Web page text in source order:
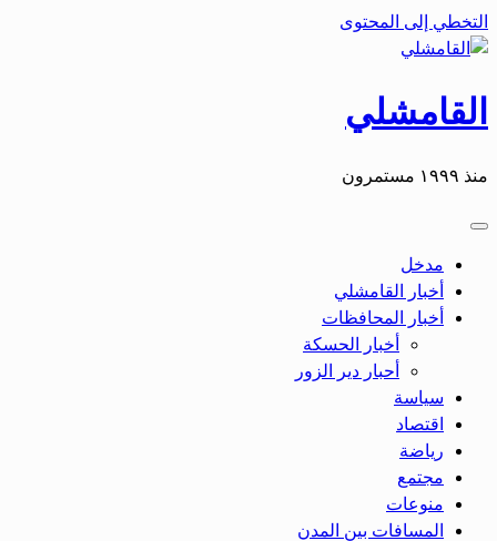
التخطي إلى المحتوى
القامشلي
منذ ١٩٩٩ مستمرون
مدخل
أخبار القامشلي
أخبار المحافظات
أخبار الحسكة
أحبار دير الزور
سياسة
اقتصاد
رياضة
مجتمع
منوعات
المسافات بين المدن